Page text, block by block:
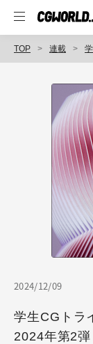
TOP 連載
2024/12/09
学生CGトラ
2024年第2